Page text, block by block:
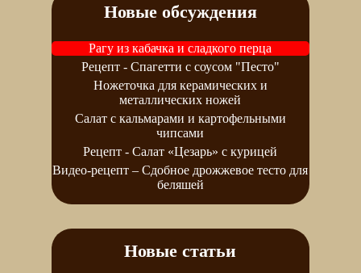
Новые обсуждения
Рагу из кабачка и сладкого перца
Рецепт - Спагетти с соусом "Песто"
Ножеточка для керамических и
металлических ножей
Салат с кальмарами и картофельными
чипсами
Рецепт - Салат «Цезарь» с курицей
Видео-рецепт – Сдобное дрожжевое тесто для
беляшей
Новые статьи